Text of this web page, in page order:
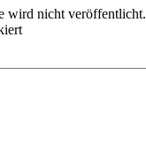
wird nicht veröffentlicht.